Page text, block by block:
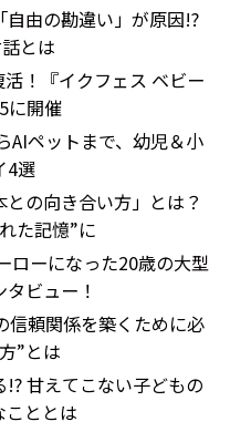
由の勘違い」が原因!?
とは
！『イクフェス ベビー
に開催
AIペットまで、幼児＆小
4選
の向き合い方」とは？
た記憶”に
ローになった20歳の大型
ビュー！
信頼関係を築くために必
”とは
甘えてこない子どもの
こととは